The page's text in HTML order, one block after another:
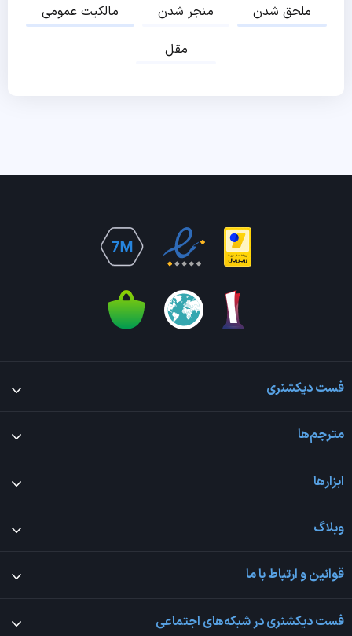
مالکیت عمومی
منجر شدن
ملحق شدن
مقل
فست دیکشنری
مترجم‌ها
ابزارها
وبلاگ
قوانین و ارتباط با ما
فست دیکشنری در شبکه‌های اجتماعی